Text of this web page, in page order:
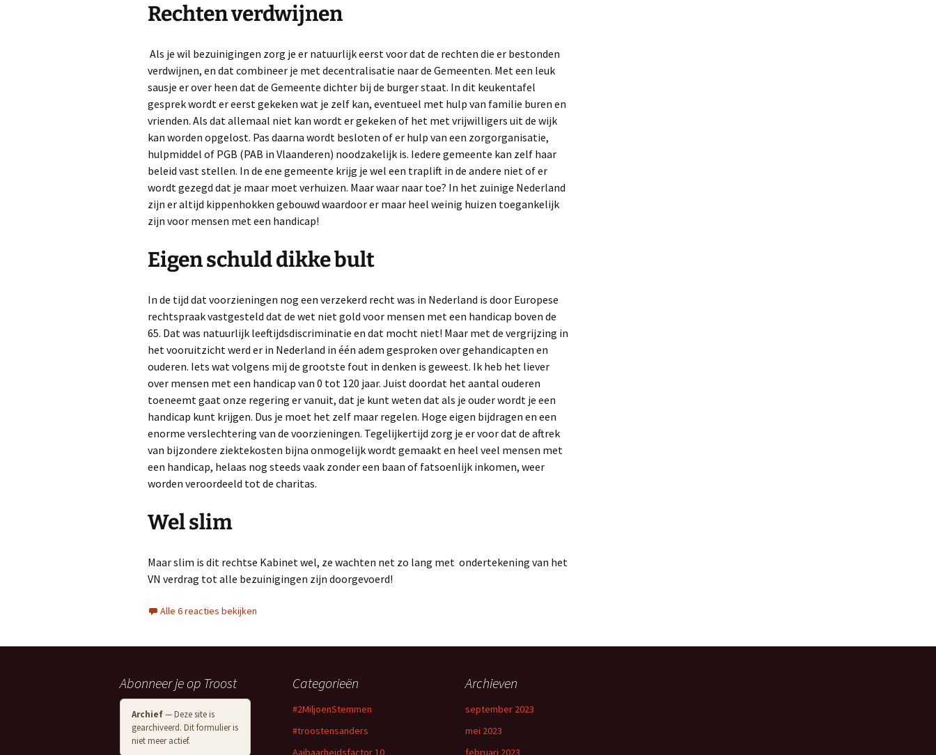
Rechten verdwijnen
Als je wil bezuinigingen zorg je er natuurlijk eerst voor dat de rechten die er bestonden
verdwijnen, en dat combineer je met decentralisatie naar de Gemeenten. Met een leuk
sausje er over heen dat de Gemeente dichter bij de burger staat. In dit keukentafel
gesprek wordt er eerst gekeken wat je zelf kan, eventueel met hulp van familie buren en
vrienden. Als dat allemaal niet kan wordt er gekeken of het met vrijwilligers uit de wijk
kan worden opgelost. Pas daarna wordt besloten of er hulp van een zorgorganisatie,
hulpmiddel of PGB (PAB in Vlaanderen) noodzakelijk is. Iedere gemeente kan zelf haar
beleid vast stellen. In de ene gemeente krijg je wel een traplift in de andere niet of er
wordt gezegd dat je maar moet verhuizen. Maar waar naar toe? In het zuinige Nederland
zijn er altijd kippenhokken gebouwd waardoor er maar heel weinig huizen toegankelijk
zijn voor mensen met een handicap!
Eigen schuld dikke bult
In de tijd dat voorzieningen nog een verzekerd recht was in Nederland is door Europese
rechtspraak vastgesteld dat de wet niet gold voor mensen met een handicap boven de
65. Dat was natuurlijk leeftijdsdiscriminatie en dat mocht niet! Maar met de vergrijzing in
het vooruitzicht werd er in Nederland in één adem gesproken over gehandicapten en
ouderen. Iets wat volgens mij de grootste fout in denken is geweest. Ik heb het liever
over mensen met een handicap van 0 tot 120 jaar. Juist doordat het aantal ouderen
toeneemt gaat onze regering er vanuit, dat je kunt weten dat als je ouder wordt je een
handicap kunt krijgen. Dus je moet het zelf maar regelen. Hoge eigen bijdragen en een
enorme verslechtering van de voorzieningen. Tegelijkertijd zorg je er voor dat de aftrek
van bijzondere ziektekosten bijna onmogelijk wordt gemaakt en heel veel mensen met
een handicap, helaas nog steeds vaak zonder een baan of fatsoenlijk inkomen, weer
worden veroordeeld tot de charitas.
Wel slim
Maar slim is dit rechtse Kabinet wel, ze wachten net zo lang met ondertekening van het
VN verdrag tot alle bezuinigingen zijn doorgevoerd!
Alle 6 reacties bekijken
Abonneer je op Troost
Archief— Deze site is
gearchiveerd. Dit formulier is
niet meer actief.
Categorieën
#2MiljoenStemmen
#troostensanders
Aaibaarheidsfactor 10
Archieven
september 2023
mei 2023
februari 2023